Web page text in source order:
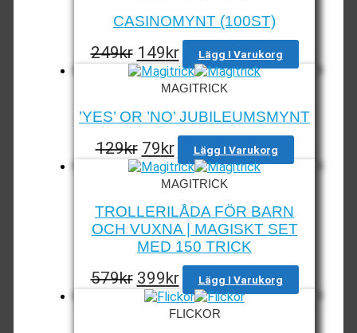
CASINOMYNT (100ST)
249kr Det
ursprungliga
priset
var:
249kr.
149krDet
nuvarande
priset
är:
149kr.
Lägg I Varukorg
MAGITRICK
’YES’ OR ’NO’ JUBILEUMSMYNT
129kr Det
ursprungliga
priset
var:
129kr.
79krDet
nuvarande
priset
är:
79kr.
Lägg I Varukorg
MAGITRICK
TROLLERILÅDA FÖR BARN
OCH VUXNA | MAGISKT SET
MED 150 TRICK
579kr Det
ursprungliga
priset
399krDet
nuvarande
priset
Lägg I Varukorg
FLICKOR